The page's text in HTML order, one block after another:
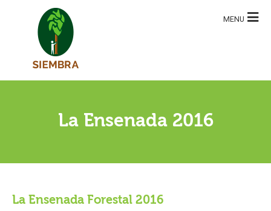
La Ensenada 2016
La Ensenada Forestal 2016